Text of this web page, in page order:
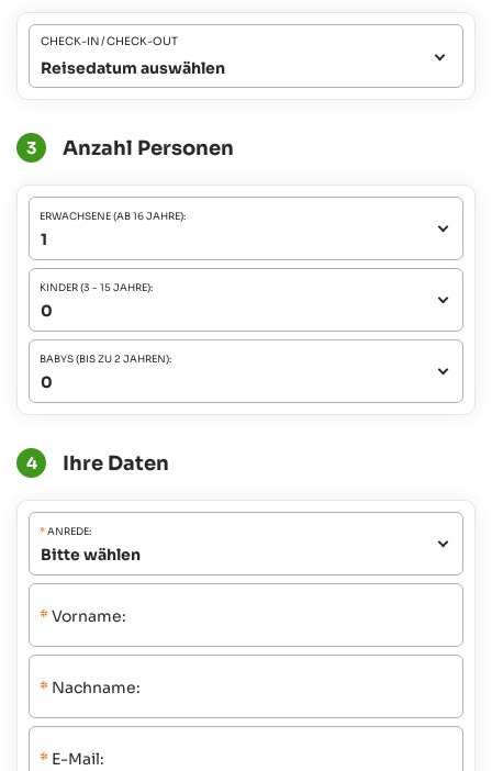
CHECK-IN / CHECK-OUT
Reisedatum auswählen
3 Anzahl Personen
ERWACHSENE (AB 16 JAHRE):
KINDER (3 - 15 JAHRE):
BABYS (BIS ZU 2 JAHREN):
4 Ihre Daten
*ANREDE:
* Vorname:
* Nachname:
* E-Mail: